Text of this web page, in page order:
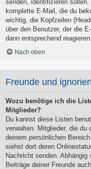
senden, identifizieren
komplette E-Mail, die du
wichtig, die Kopfzeilen
über den Benutzer, der die
dann entsprechend reagieren.
Nach oben
Freunde und
Wozu benötige ich die
Mitglieder?
Du kannst diese Listen
verwalten. Mitglieder, die du
deinem persönlichen
siehst dort deren
Nachricht senden.
Beiträge deiner Freunde